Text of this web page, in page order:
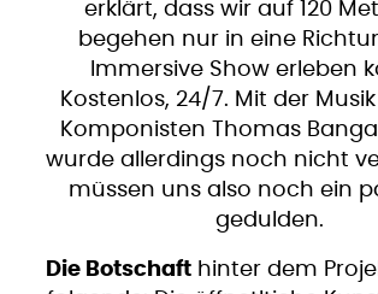
erklärt, dass wir auf 120
begehen nur in eine
Immersive Show erleben
Kostenlos, 24/7. Mit der
Komponisten Thomas
wurde allerdings noch nicht
müssen uns also noch ein
gedulden.
Die Botschaft hinter dem